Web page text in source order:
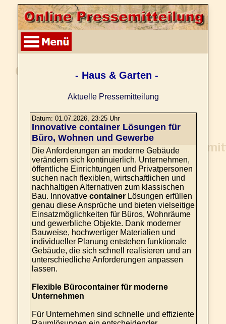
- Haus & Garten -
Aktuelle Pressemitteilung
Datum: 01.07.2026, 23:25 Uhr
Innovative container Lösungen für
Büro, Wohnen und Gewerbe
Die Anforderungen an moderne Gebäude
verändern sich kontinuierlich. Unternehmen,
öffentliche Einrichtungen und Privatpersonen
suchen nach flexiblen, wirtschaftlichen und
nachhaltigen Alternativen zum klassischen
Bau. Innovative containerLösungen erfüllen
genau diese Ansprüche und bieten vielseitige
Einsatzmöglichkeiten für Büros, Wohnräume
und gewerbliche Objekte. Dank moderner
Bauweise, hochwertiger Materialien und
individueller Planung entstehen funktionale
Gebäude, die sich schnell realisieren und an
unterschiedliche Anforderungen anpassen
lassen.
Flexible Bürocontainer für moderne
Unternehmen
Für Unternehmen sind schnelle und effiziente